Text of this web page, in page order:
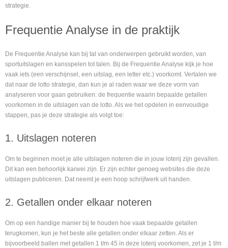
strategie.
Frequentie Analyse in de praktijk
De Frequentie Analyse kan bij tal van onderwerpen gebruikt worden, van
sportuitslagen en kansspelen tot talen. Bij de Frequentie Analyse kijk je hoe
vaak iets (een verschijnsel, een uitslag, een letter etc.) voorkomt. Vertalen we
dat naar de lotto strategie, dan kun je al raden waar we deze vorm van
analyseren voor gaan gebruiken: de frequentie waarin bepaalde getallen
voorkomen in de uitslagen van de lotto. Als we het opdelen in eenvoudige
stappen, pas je deze strategie als volgt toe:
1. Uitslagen noteren
Om te beginnen moet je alle uitslagen noteren die in jouw loterij zijn gevallen.
Dit kan een behoorlijk karwei zijn. Er zijn echter genoeg websites die deze
uitslagen publiceren. Dat neemt je een hoop schrijfwerk uit handen.
2. Getallen onder elkaar noteren
Om op een handige manier bij te houden hoe vaak bepaalde getallen
terugkomen, kun je het beste alle getallen onder elkaar zetten. Als er
bijvoorbeeld ballen met getallen 1 t/m 45 in deze loterij voorkomen, zet je 1 t/m